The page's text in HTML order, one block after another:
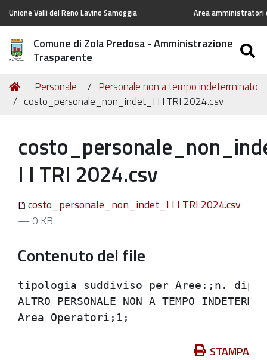
Unione Valli del Reno Lavino Samoggia Area amministratori
Comune di Zola Predosa - Amministrazione
Trasparente
Tu
sei
Home
Personale
Personale non a tempo indeterminato
costo_personale_non_indet_I I I TRI 2024.csv
I I TRI 2024.csv
costo_personale_non_indet_I I I TRI 2024.csv
— 0 KB
Contenuto del file
tipologia suddiviso per Aree:;n.
ALTRO PERSONALE NON A TEMPO
STAMPA